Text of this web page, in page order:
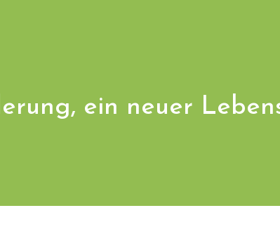
ein neuer